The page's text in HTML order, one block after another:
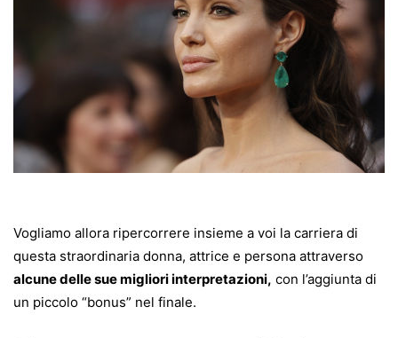
Vogliamo allora ripercorrere insieme a voi la carriera di
questa straordinaria donna, attrice e persona attraverso
alcune delle sue migliori interpretazioni, con l’aggiunta di
un piccolo “bonus” nel finale.